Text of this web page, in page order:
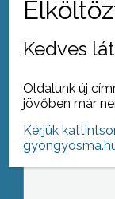
Páratlan
Kedves
Oldalunk új
jövőben már
Kérjük